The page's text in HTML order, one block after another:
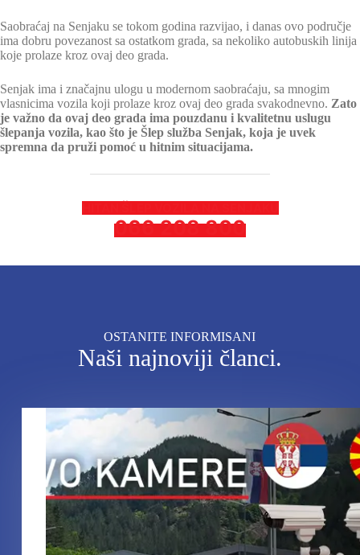
Saobraćaj na Senjaku se tokom godina razvijao, i danas ovo područje
ima dobru povezanost sa ostatkom grada, sa nekoliko autobuskih linija
koje prolaze kroz ovaj deo grada.
Senjak ima i značajnu ulogu u modernom saobraćaju, sa mnogim
vlasnicima vozila koji prolaze kroz ovaj deo grada svakodnevno. Zato
je važno da ovaj deo grada ima pouzdanu i kvalitetnu uslugu
šlepanja vozila, kao što je Šlep služba Senjak, koja je uvek
spremna da pruži pomoć u hitnim situacijama.
066 208 800
OSTANITE INFORMISANI
Naši najnoviji članci.